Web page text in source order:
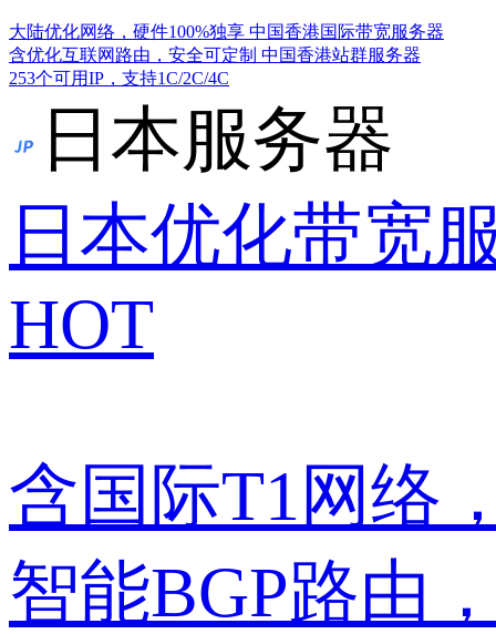
大陆优化网络，硬件100%独享 中国香港国际带宽服务器
含优化互联网路由，安全可定制 中国香港站群服务器
253个可用IP，支持1C/2C/4C
日本服务器
日本优化带宽
HOT
含国际T1网络
智能BGP路由